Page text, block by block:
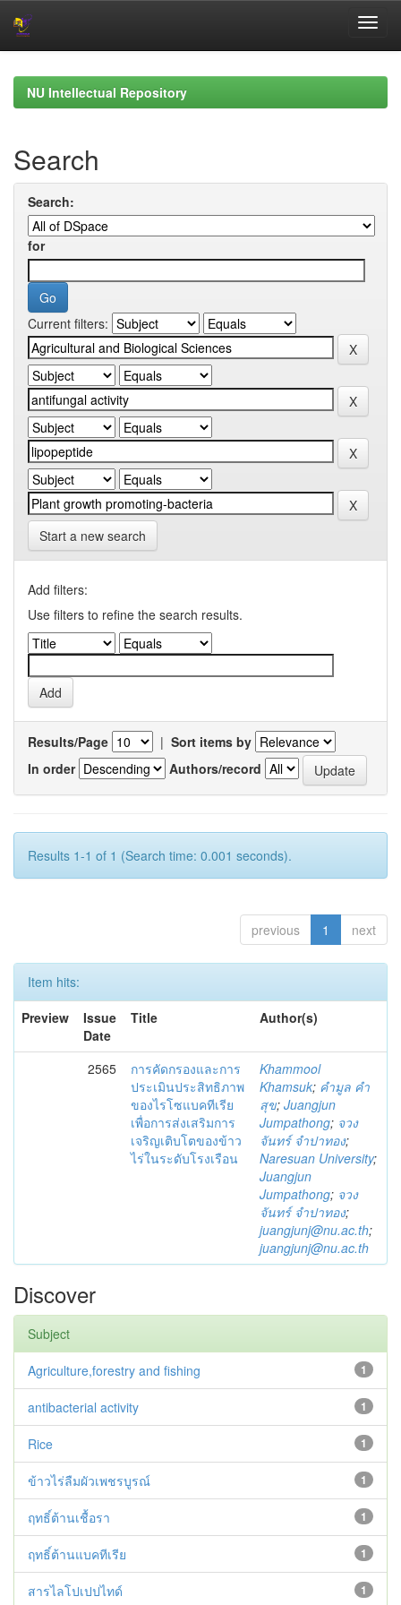
navigationNU Intellectual Repository
Search
Search:
for
Current filters:
Start a new search
Add filters:
Use filters to refine the search results.
Results/Page | Sort items by
In order
Authors/record
Results 1-1 of 1 (Search time: 0.001 seconds).
previous 1 next
Item hits:
Preview
Issue
Date
Title Author(s)
2565
การคัดกรองและการ
ประเมินประสิทธิภาพ
ของไรโซแบคทีเรีย
เพื่อการส่งเสริมการ
เจริญเติบโตของข้าว
ไร่ในระดับโรงเรือน
Khammool
Khamsuk; คำมูล คำ
สุข; Juangjun
Jumpathong; จวง
จันทร์ จำปาทอง;
Naresuan University;
Juangjun
Jumpathong; จวง
จันทร์ จำปาทอง;
juangjunj@nu.ac.th;
juangjunj@nu.ac.th
Discover
Subject
1
Agriculture,forestry and fishing
1
antibacterial activity
1
Rice
1
ข้าวไร่ลืมผัวเพชรบูรณ์
1
ฤทธิ์ต้านเชื้อรา
1
ฤทธิ์ต้านแบคทีเรีย
1
สารไลโปเปปไทด์